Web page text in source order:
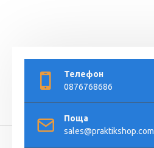
Телефон
0876768686
Поща
sales@praktikshop.com